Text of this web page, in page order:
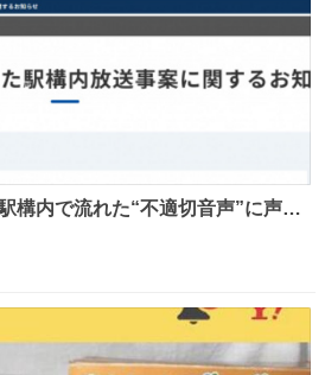
構内で流れた“不適切音声”に声明
article/detail… 4日
よび薬院駅で発生した駅構内放送
音声が流された可能性も含めて確